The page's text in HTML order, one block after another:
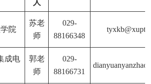
人
院
苏老
师
029-
88166348
tyxkb@
成电
郭老
师
029-
88166731